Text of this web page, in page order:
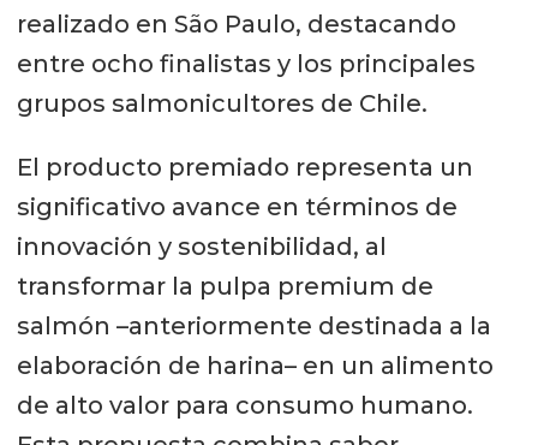
realizado en São Paulo, destacando
entre ocho finalistas y los principales
grupos salmonicultores de Chile.
El producto premiado representa un
significativo avance en términos de
innovación y sostenibilidad, al
transformar la pulpa premium de
salmón –anteriormente destinada a la
elaboración de harina– en un alimento
de alto valor para consumo humano.